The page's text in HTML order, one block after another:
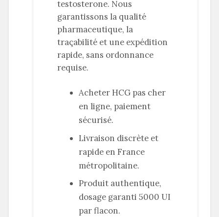
testosterone. Nous
garantissons la qualité
pharmaceutique, la
traçabilité et une expédition
rapide, sans ordonnance
requise.
Acheter HCG pas cher
en ligne, paiement
sécurisé.
Livraison discrète et
rapide en France
métropolitaine.
Produit authentique,
dosage garanti 5000 UI
par flacon.